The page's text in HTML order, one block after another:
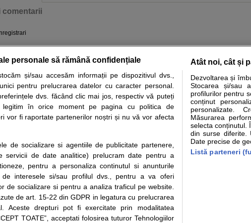
comentarii
Autoevaluare simptome Interpretare analize Specialitati medicale
ale medicilor, sfaturile si orice alte informatii despre sanatate disponibile pe
stabilit in urma investigatiilor si analizelor medicale. Va sfatuim, ca pe langa
la dispozitie pentru programare in sistemul de programari la medic Clickmed.
Termeni si conditii
Politica de
confidentialitate
Politica de cookie
Modifica Setarile Cookie
Drepturile consumatorului
Protectia consumatorilor -
ANPC
Solutionarea Alternativa a
Litigiilor
Info consumator: 0800.080.999
Formulare europene - CNAS
Ministerul Sanatatii - ANMDM
personale să rămână confidențiale
și/sau accesăm informații pe dispozitivul dvs.,
pentru prelucrarea datelor cu caracter personal.
dvs. făcând clic mai jos, respectiv vă puteți
legitim în orice moment pe pagina cu politica de
vor fi raportate partenerilor noștri și nu vă vor afecta
de socializare si agentiile de publicitate partenere,
servicii de date analitice) prelucram date pentru a
pentru a personaliza continutul si anunturile
interesele si/sau profilul dvs., pentru a va oferi
de socializare si pentru a analiza traficul pe website.
de art. 15-22 din GDPR in legatura cu prelucrarea
Aceste drepturi pot fi exercitate prin modalitatea
TOATE”, acceptati folosirea tuturor Tehnologiilor
Atât noi, cât și
Dezvoltarea și
Stocarea și/sau
profilurilor pentru
conținut
personalizate.
Măsurarea
selecta conținutul.
din surse diferite.
Date precise de
Listă parteneri